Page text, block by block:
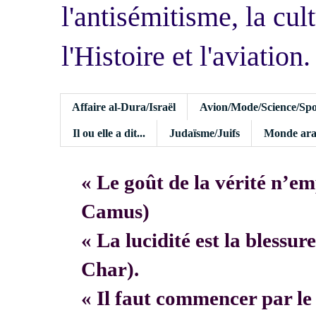
l'antisémitisme, la
l'Histoire et l'aviation.
Affaire al-Dura/Israël Avion/Mode/Science/
Il ou elle a dit... Judaïsme/Juifs Monde
« Le goût de la vérité
Camus)
« La lucidité est la
Char).
« Il faut commencer par le